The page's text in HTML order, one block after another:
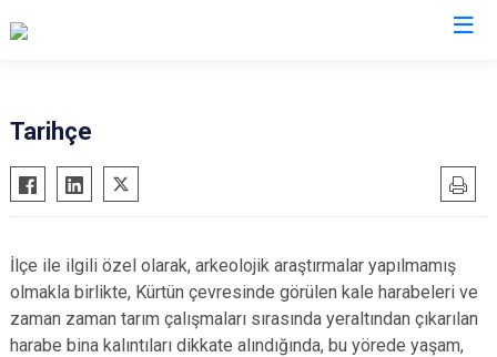
Kelkit
Köse
Şiran
Torul
Tarihçe
İlçe ile ilgili özel olarak, arkeolojik araştırmalar yapılmamış
olmakla birlikte, Kürtün çevresinde görülen kale harabeleri ve
zaman zaman tarım çalışmaları sırasında yeraltından çıkarılan
harabe bina kalıntıları dikkate alındığında, bu yörede yaşam,